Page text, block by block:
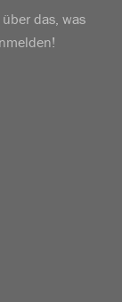
das, was